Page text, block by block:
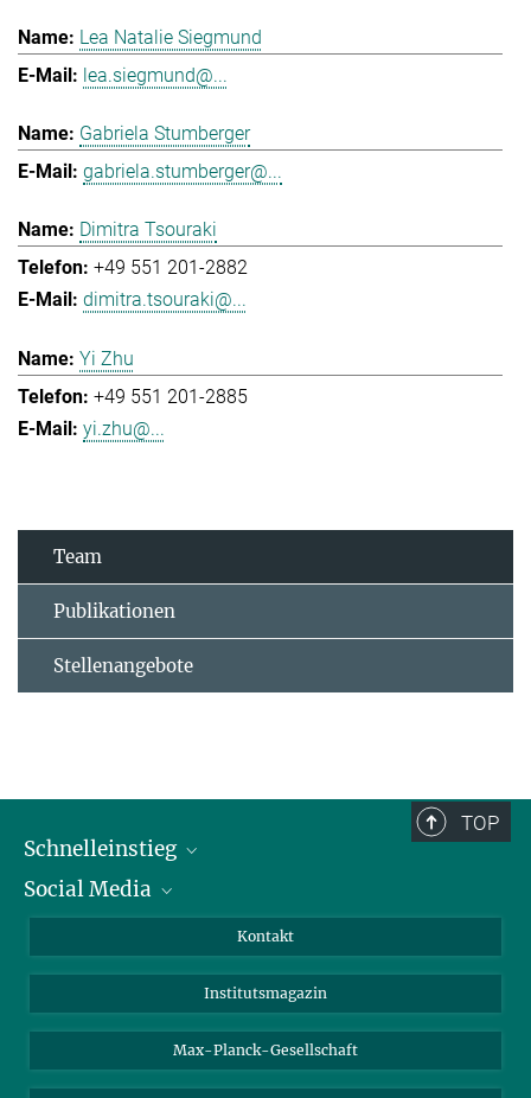
Lea Natalie Siegmund
lea.siegmund@...
Gabriela Stumberger
gabriela.stumberger@...
Dimitra Tsouraki
+49 551 201-2882
dimitra.tsouraki@...
Yi Zhu
+49 551 201-2885
yi.zhu@...
Team
Publikationen
Stellenangebote
TOP
Schnelleinstieg
Alumni
Fördernde
Schulen
Social Media
Bluesky
Facebook
YouTube
Kontakt
Institutsmagazin
Max-Planck-Gesellschaft